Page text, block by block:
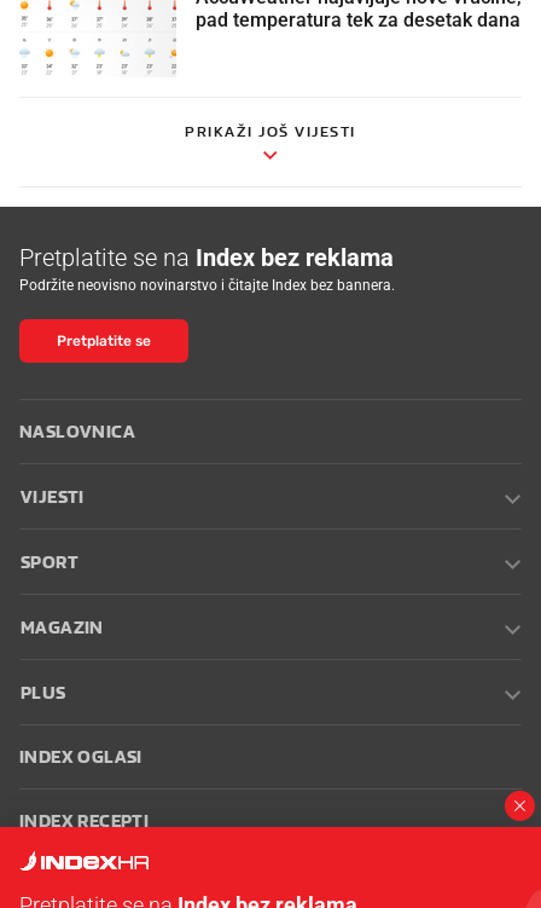
pad temperatura tek za desetak dana
PRIKAŽI JOŠ VIJESTI
Pretplatite se na Index bez reklama
Podržite neovisno novinarstvo i čitajte Index bez bannera.
Pretplatite se
NASLOVNICA
VIJESTI
SPORT
MAGAZIN
PLUS
INDEX OGLASI
INDEX RECEPTI